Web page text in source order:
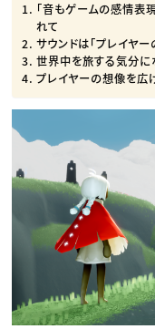
「音もゲームの感情表
れて
サウンドは「プレイヤ
世界中を旅する気分に
プレイヤーの想像を広